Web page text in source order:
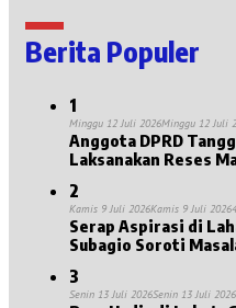
Berita Populer
1
Minggu 12 Juli 2026Minggu 12 Juli
Anggota DPRD Tanggamus Fraksi PKB Nuzul Irsan
Laksanakan
2
Kamis 9 Juli 2026Kamis 9 Juli 2026
Serap Aspirasi di
Subagio Soroti
3
Senin 13 Juli 2026Senin 13 Juli 2026